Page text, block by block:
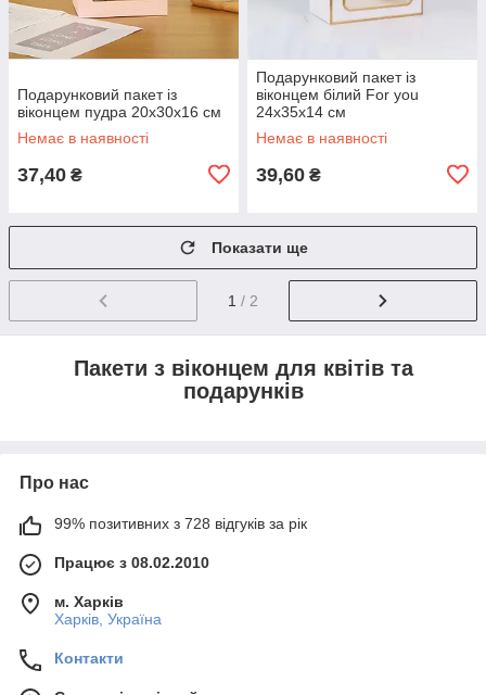
Подарунковий пакет із
віконцем пудра 20х30х16 см
Немає в наявності
37,40 ₴
Подарунковий пакет із
віконцем білий For you
24х35х14 см
Немає в наявності
39,60 ₴
Показати ще
1 / 2
Пакети з віконцем для квітів та
подарунків
Про нас
99% позитивних з 728 відгуків за рік
Працює з 08.02.2010
м. Харків
Харків, Україна
Контакти